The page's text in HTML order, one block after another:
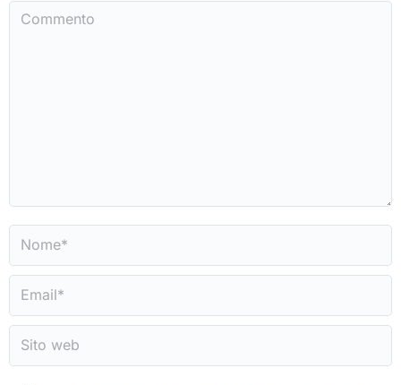
Commento
Nome *
Email *
Sito web